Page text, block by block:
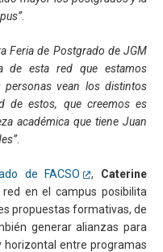
.
Feria de Postgrado de JGM
de esta red que estamos
personas vean los distintos
de estos, que creemos es
académica que tiene Juan
.
de FACSO , Caterine
en el campus posibilita
propuestas formativas, de
generar alianzas para
horizontal entre programas